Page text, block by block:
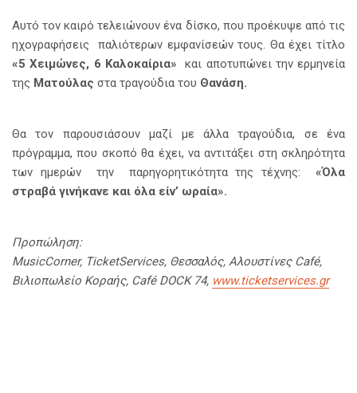
Αυτό τον καιρό τελειώνουν ένα δίσκο, που προέκυψε από τις
ηχογραφήσεις παλιότερων εμφανίσεών τους. Θα έχει τίτλο
«5 Χειμώνες, 6 Καλοκαίρια» και αποτυπώνει την ερμηνεία
της Ματούλας στα τραγούδια του Θανάση.
Θα τον παρουσιάσουν μαζί με άλλα τραγούδια, σε ένα
πρόγραμμα, που σκοπό θα έχει, να αντιτάξει στη σκληρότητα
των ημερών την παρηγορητικότητα της τέχνης: «Όλα
στραβά γινήκανε και όλα είν’ ωραία».
Προπώληση:
MusicCorner, TicketServices, Θεσσαλός, Αλουστίνες Café,
Βιλιοπωλείο Κοραής, Café DOCK 74, www.ticketservices.gr